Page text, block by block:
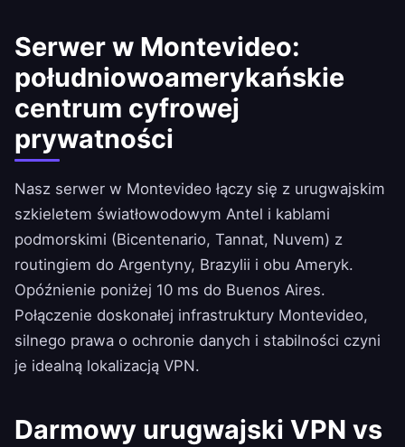
Serwer w Montevideo:
południowoamerykańskie
centrum cyfrowej
prywatności
Nasz serwer w Montevideo łączy się z urugwajskim
szkieletem światłowodowym Antel i kablami
podmorskimi (Bicentenario, Tannat, Nuvem) z
routingiem do Argentyny, Brazylii i obu Ameryk.
Opóźnienie poniżej 10 ms do Buenos Aires.
Połączenie doskonałej infrastruktury Montevideo,
silnego prawa o ochronie danych i stabilności czyni
je idealną lokalizacją VPN.
Darmowy urugwajski VPN vs